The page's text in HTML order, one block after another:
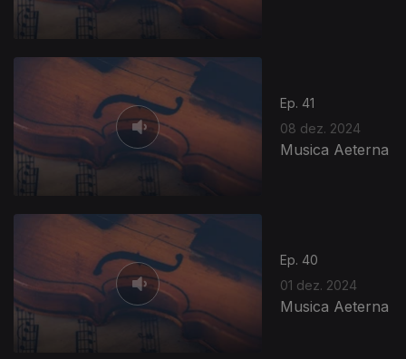
Ep. 41
08 dez. 2024
Musica Aeterna
Ep. 40
01 dez. 2024
Musica Aeterna